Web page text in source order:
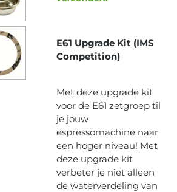
E61 Upgrade Kit (IMS
Competition)
Met deze upgrade kit
voor de E61 zetgroep til
je jouw
espressomachine naar
een hoger niveau! Met
deze upgrade kit
verbeter je niet alleen
de waterverdeling van